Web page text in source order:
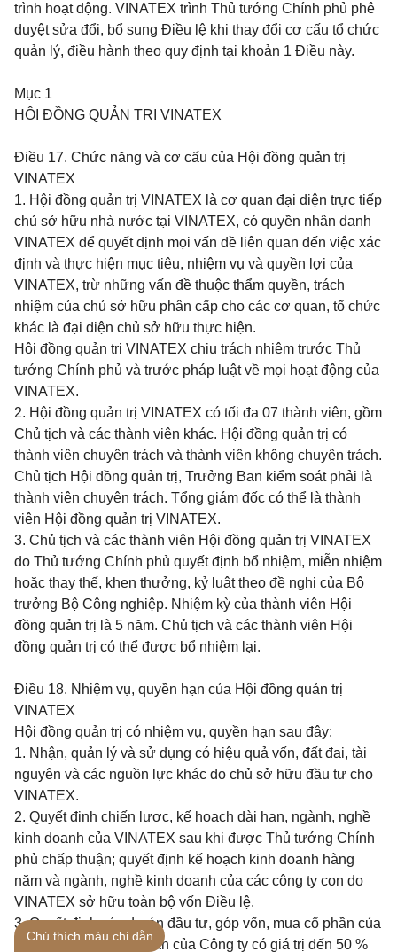
trình hoạt động. VINATEX trình Thủ tướng Chính phủ phê
duyệt sửa đổi, bổ sung Điều lệ khi thay đổi cơ cấu tổ chức
quản lý, điều hành theo quy định tại khoản 1 Điều này.
Mục 1
HỘI ĐỒNG QUẢN TRỊ VINATEX
Điều 17. Chức năng và cơ cấu của Hội đồng quản trị
VINATEX
1. Hội đồng quản trị VINATEX là cơ quan đại diện trực tiếp
chủ sở hữu nhà nước tại VINATEX, có quyền nhân danh
VINATEX để quyết định mọi vấn đề liên quan đến việc xác
định và thực hiện mục tiêu, nhiệm vụ và quyền lợi của
VINATEX, trừ những vấn đề thuộc thẩm quyền, trách
nhiệm của chủ sở hữu phân cấp cho các cơ quan, tổ chức
khác là đại diện chủ sở hữu thực hiện.
Hội đồng quản trị VINATEX chịu trách nhiệm trước Thủ
tướng Chính phủ và trước pháp luật về mọi hoạt động của
VINATEX.
2. Hội đồng quản trị VINATEX có tối đa 07 thành viên, gồm
Chủ tịch và các thành viên khác. Hội đồng quản trị có
thành viên chuyên trách và thành viên không chuyên trách.
Chủ tịch Hội đồng quản trị, Trưởng Ban kiểm soát phải là
thành viên chuyên trách. Tổng giám đốc có thể là thành
viên Hội đồng quản trị VINATEX.
3. Chủ tịch và các thành viên Hội đồng quản trị VINATEX
do Thủ tướng Chính phủ quyết định bổ nhiệm, miễn nhiệm
hoặc thay thế, khen thưởng, kỷ luật theo đề nghị của Bộ
trưởng Bộ Công nghiệp. Nhiệm kỳ của thành viên Hội
đồng quản trị là 5 năm. Chủ tịch và các thành viên Hội
đồng quản trị có thể được bổ nhiệm lại.
Điều 18. Nhiệm vụ, quyền hạn của Hội đồng quản trị
VINATEX
Hội đồng quản trị có nhiệm vụ, quyền hạn sau đây:
1. Nhận, quản lý và sử dụng có hiệu quả vốn, đất đai, tài
nguyên và các nguồn lực khác do chủ sở hữu đầu tư cho
VINATEX.
2. Quyết định chiến lược, kế hoạch dài hạn, ngành, nghề
kinh doanh của VINATEX sau khi được Thủ tướng Chính
phủ chấp thuận; quyết định kế hoạch kinh doanh hàng
năm và ngành, nghề kinh doanh của các công ty con do
VINATEX sở hữu toàn bộ vốn Điều lệ.
3. Quyết định các dự án đầu tư, góp vốn, mua cổ phần của
công ty khác, bán tài sản của Công ty có giá trị đến 50 %
Chú thích màu chỉ dẫn